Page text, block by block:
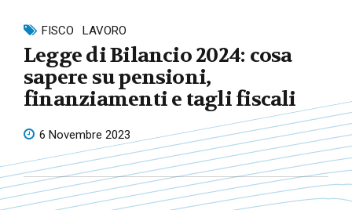
FISCO LAVORO
Legge di Bilancio 2024: cosa
sapere su pensioni,
finanziamenti e tagli fiscali
6 Novembre 2023